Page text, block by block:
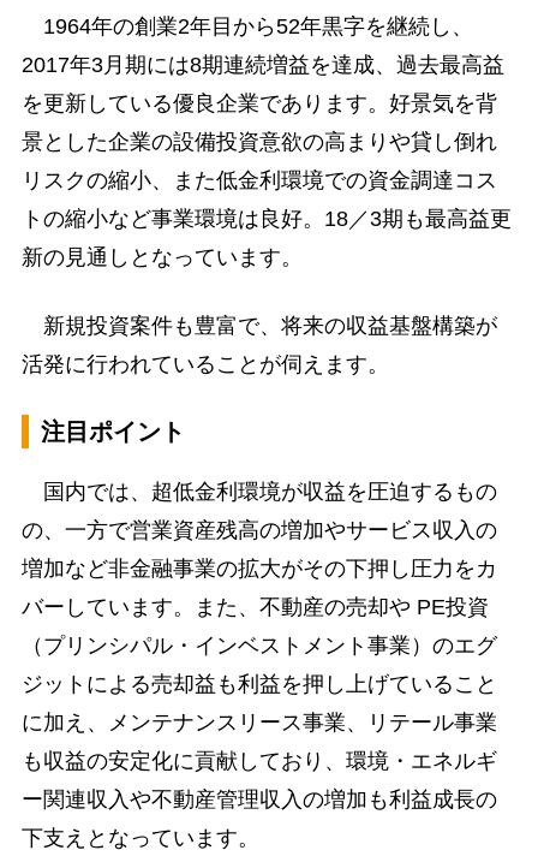
1964年の創業2年目から52年黒字を継続し、
2017年3月期には8期連続増益を達成、過去最高益
を更新している優良企業であります。好景気を背
景とした企業の設備投資意欲の高まりや貸し倒れ
リスクの縮小、また低金利環境での資金調達コス
トの縮小など事業環境は良好。18／3期も最高益更
新の見通しとなっています。
新規投資案件も豊富で、将来の収益基盤構築が
活発に行われていることが伺えます。
注目ポイント
国内では、超低金利環境が収益を圧迫するもの
の、一方で営業資産残高の増加やサービス収入の
増加など非金融事業の拡大がその下押し圧力をカ
バーしています。また、不動産の売却や PE投資
（プリンシパル・インベストメント事業）のエグ
ジットによる売却益も利益を押し上げていること
に加え、メンテナンスリース事業、リテール事業
も収益の安定化に貢献しており、環境・エネルギ
ー関連収入や不動産管理収入の増加も利益成長の
下支えとなっています。